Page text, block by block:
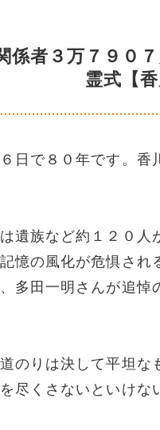
係者３万７９０
霊式【香
日で８０年です。
遺族など約１２０
憶の風化が危惧され
多田一明さんが追悼
のりは決して平坦
尽くさないといけな